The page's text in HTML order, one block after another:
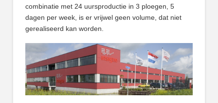
combinatie met 24 uursproductie in 3 ploegen, 5
dagen per week, is er vrijwel geen volume, dat niet
gerealiseerd kan worden.